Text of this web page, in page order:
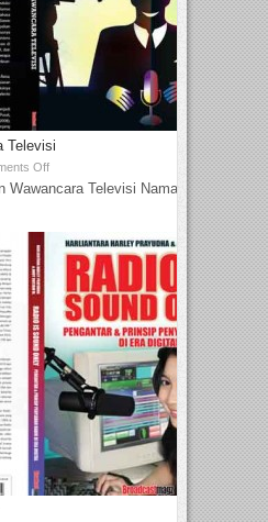
Televisi
Off
Wawancara Televisi Nama